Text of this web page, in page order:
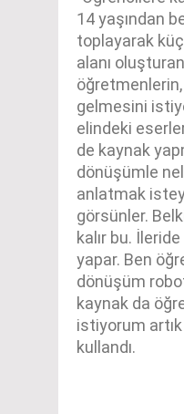
14 yaşından
toplayarak
alanı
gelmesini
elindeki
de kaynak
dönüşümle
anlatmak
görsünler.
kalır bu.
yapar. Ben
dönüşüm
kaynak da
istiyorum
kullandı.